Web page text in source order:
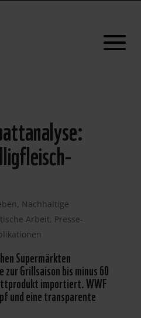
, Nachhaltige
Arbeit, Presse-
Supermärkten
Grillsaison bis minus 60
importiert. WWF
und eine transparente